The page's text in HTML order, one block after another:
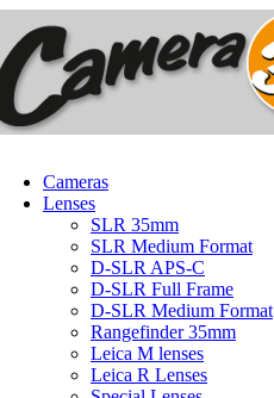
Cameras
Lenses
SLR 35mm
SLR Medium Format
D-SLR APS-C
D-SLR Full Frame
D-SLR Medium Format
Rangefinder 35mm
Leica M lenses
Leica R Lenses